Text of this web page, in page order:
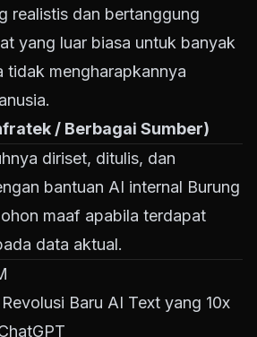
realistis dan bertanggung
yang luar biasa untuk banyak
tidak mengharapkannya
/ Berbagai Sumber)
diriset, ditulis, dan
bantuan AI internal Burung
maaf apabila terdapat
data aktual.
Baru AI Text yang 10x